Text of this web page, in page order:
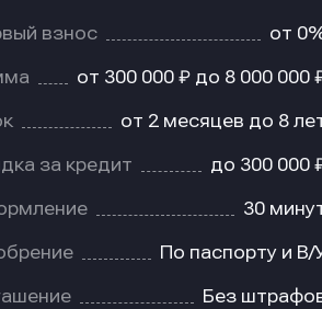
взнос от
от 300 000 ₽ до 8 000 000
от 2 месяцев до 8
за кредит до 300 000
30
По паспорту и В/
Без